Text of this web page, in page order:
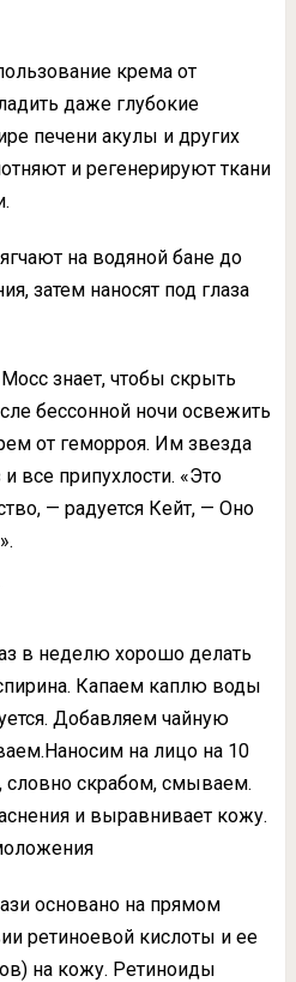
крема от
даже глубокие
печени акулы и других
и регенерируют ткани
на водяной бане до
затем наносят под глаза
знает, чтобы скрыть
бессонной ночи освежить
от геморроя. Им звезда
все припухлости. «Это
— радуется Кейт, — Оно
в неделю хорошо делать
Капаем каплю воды
Добавляем чайную
на лицо на 10
словно скрабом, смываем.
и выравнивает кожу.
основано на прямом
ретиноевой кислоты и ее
на кожу. Ретиноиды